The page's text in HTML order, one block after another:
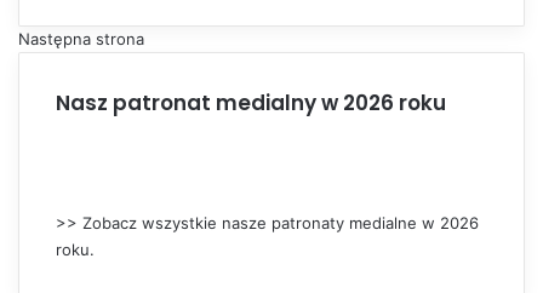
Następna strona
Nasz patronat medialny w 2026 roku
>> Zobacz wszystkie nasze patronaty medialne w 2026
roku.